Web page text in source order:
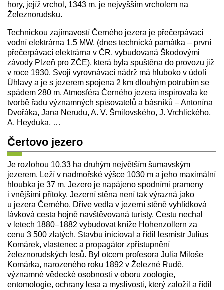
hory, jejíž vrchol, 1343 m, je nejvyšším vrcholem na
Železnorudsku.
Technickou zajímavostí Černého jezera je přečerpávací
vodní elektrárna 1,5 MW, (dnes technická památka – první
přečerpávací elektrárna v ČR, vybudovaná Škodovými
závody Plzeň pro ZČE), která byla spuštěna do provozu již
v roce 1930. Svoji vyrovnávací nádrž má hluboko v údolí
Úhlavy a je s jezerem spojena 2 km dlouhým potrubím se
spádem 280 m. Atmosféra Černého jezera inspirovala ke
tvorbě řadu významných spisovatelů a básníků – Antonína
Dvořáka, Jana Nerudu, A. V. Šmilovského, J. Vrchlického,
A. Heyduka, …
Čertovo jezero
Je rozlohou 10,33 ha druhým největším šumavským
jezerem. Leží v nadmořské výšce 1030 m a jeho maximální
hloubka je 37 m. Jezero je napájeno spodními prameny
i vnějšími přítoky. Jezerní stěna není tak výrazná jako
u jezera Černého. Dříve vedla v jezerní stěně vyhlídková
lávková cesta hojně navštěvovaná turisty. Cestu nechal
v letech 1880–1882 vybudovat kníže Hohenzollern za
cenu 3 500 zlatých. Stavbu inicioval a řídil lesmistr Julius
Komárek, vlastenec a propagátor zpřístupnění
železnorudských lesů. Byl otcem profesora Julia Miloše
Komárka, narozeného roku 1892 v Železné Rudě,
významné vědecké osobnosti v oboru zoologie,
entomologie, ochrany lesa a myslivosti, který založil a řídil